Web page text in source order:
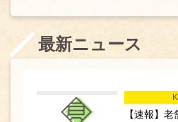
最新ニュース
【速報】